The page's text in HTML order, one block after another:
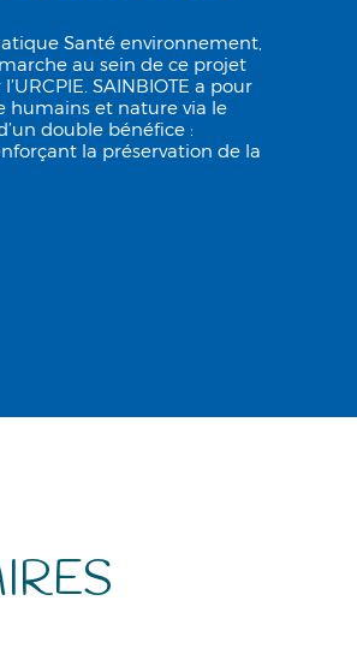
Santé environnement,
au sein de ce projet
SAINBIOTE a pour
humains et nature via le
double bénéfice :
la préservation de la